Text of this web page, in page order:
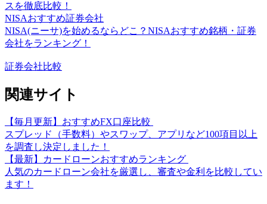
スを徹底比較！
NISAおすすめ証券会社
NISA(ニーサ)を始めるならどこ？NISAおすすめ銘柄・証券
会社をランキング！
証券会社比較
関連サイト
【毎月更新】おすすめFX口座比較
スプレッド（手数料）やスワップ、アプリなど100項目以上
を調査し決定しました！
【最新】カードローンおすすめランキング
人気のカードローン会社を厳選し、審査や金利を比較してい
ます！